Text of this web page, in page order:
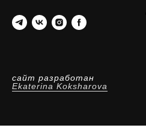
сайт разработан
Ekaterina Koksharova